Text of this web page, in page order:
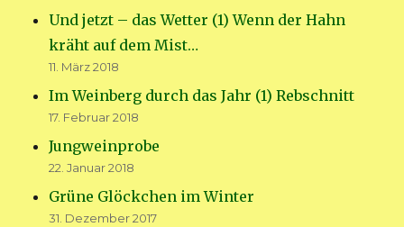
Und jetzt – das Wetter (1) Wenn der Hahn
kräht auf dem Mist…
11. März 2018
Im Weinberg durch das Jahr (1) Rebschnitt
17. Februar 2018
Jungweinprobe
22. Januar 2018
Grüne Glöckchen im Winter
31. Dezember 2017